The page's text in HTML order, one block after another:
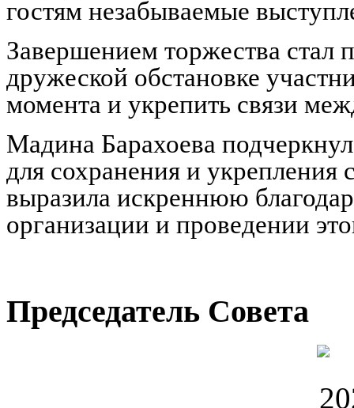
гостям незабываемые
Завершением торжества стал
дружеской обстановке
момента и укрепить связи
Мадина Барахоева
для сохранения и
выразила искреннюю
организации и проведении
Председатель Совета